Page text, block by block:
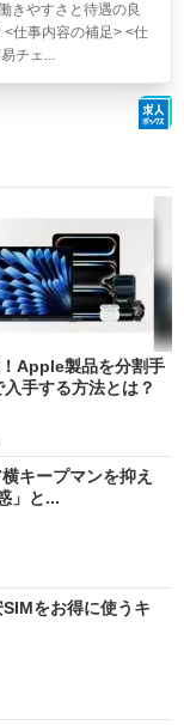
きやすさと待遇の良
仕事内容の補足> <仕
チェ...
Apple製品を分割手
手する方法とは？
キープマンを抑え
」と...
をお得に使うキ